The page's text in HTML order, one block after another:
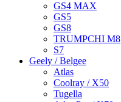
GS4 MAX
GS5
GS8
TRUMPCHI M8
S7
Geely / Belgee
Atlas
Coolray / X50
Tugella